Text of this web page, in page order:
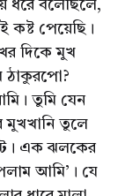
ধরে বলেছিলে,
কষ্ট পেয়েছি।
দিকে মুখ
তুমি যেন
মুখখানি তুলে
এক ঝলকের
আমি’। যে